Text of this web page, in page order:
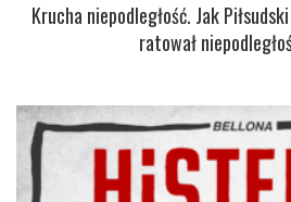
Krucha niepodległość. Jak
ratował